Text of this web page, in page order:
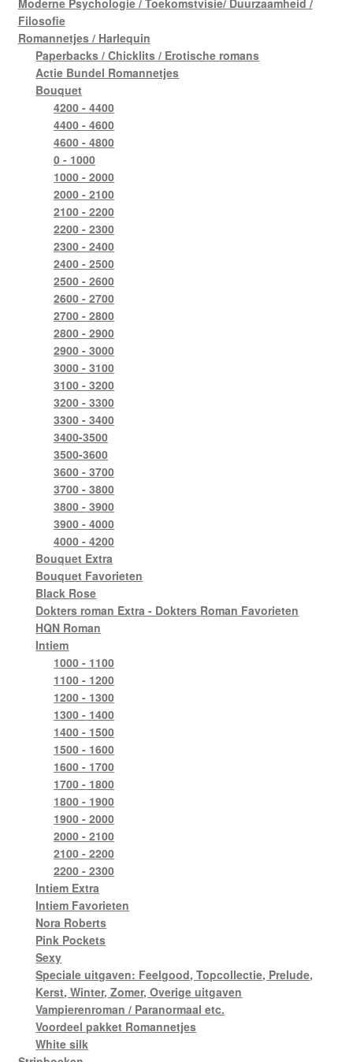
Moderne Psychologie / Toekomstvisie/ Duurzaamheid /
Filosofie
Romannetjes / Harlequin
Paperbacks / Chicklits / Erotische romans
Actie Bundel Romannetjes
Bouquet
4200 - 4400
4400 - 4600
4600 - 4800
0 - 1000
1000 - 2000
2000 - 2100
2100 - 2200
2200 - 2300
2300 - 2400
2400 - 2500
2500 - 2600
2600 - 2700
2700 - 2800
2800 - 2900
2900 - 3000
3000 - 3100
3100 - 3200
3200 - 3300
3300 - 3400
3400-3500
3500-3600
3600 - 3700
3700 - 3800
3800 - 3900
3900 - 4000
4000 - 4200
Bouquet Extra
Bouquet Favorieten
Black Rose
Dokters roman Extra - Dokters Roman Favorieten
HQN Roman
Intiem
1000 - 1100
1100 - 1200
1200 - 1300
1300 - 1400
1400 - 1500
1500 - 1600
1600 - 1700
1700 - 1800
1800 - 1900
1900 - 2000
2000 - 2100
2100 - 2200
2200 - 2300
Intiem Extra
Intiem Favorieten
Nora Roberts
Pink Pockets
Sexy
Speciale uitgaven: Feelgood, Topcollectie, Prelude,
Kerst, Winter, Zomer, Overige uitgaven
Vampierenroman / Paranormaal etc.
Voordeel pakket Romannetjes
White silk